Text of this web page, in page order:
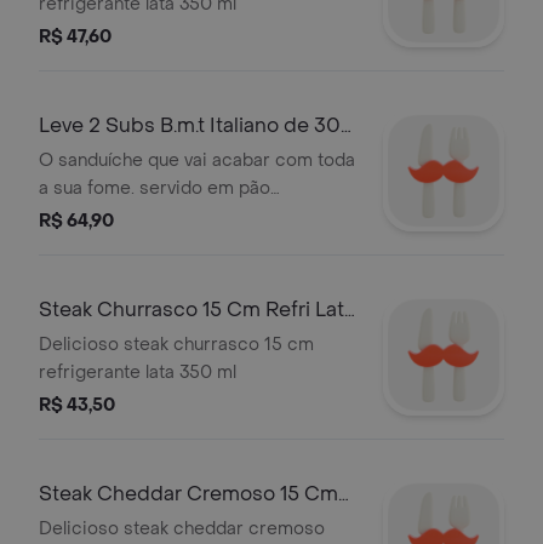
adicional, não haverá nenhum
acréscimo no preço!
R$ 47,60
Leve 2 Subs B.m.t Italiano de 30
Cm (Igual a 60 Cm de Bmt Italia
O sanduíche que vai acabar com toda
a sua fome. servido em pão
fresquinho, com fatias de salame,
R$ 64,90
Steak Churrasco 15 Cm Refri Lata
350 Ml**
Delicioso steak churrasco 15 cm
refrigerante lata 350 ml
R$ 43,50
Steak Cheddar Cremoso 15 Cm
Refri Lata 350 Ml**
Delicioso steak cheddar cremoso